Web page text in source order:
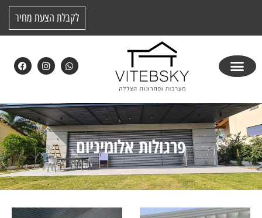
לקבלת הצעת מחיר
פרגולות אלומיניום